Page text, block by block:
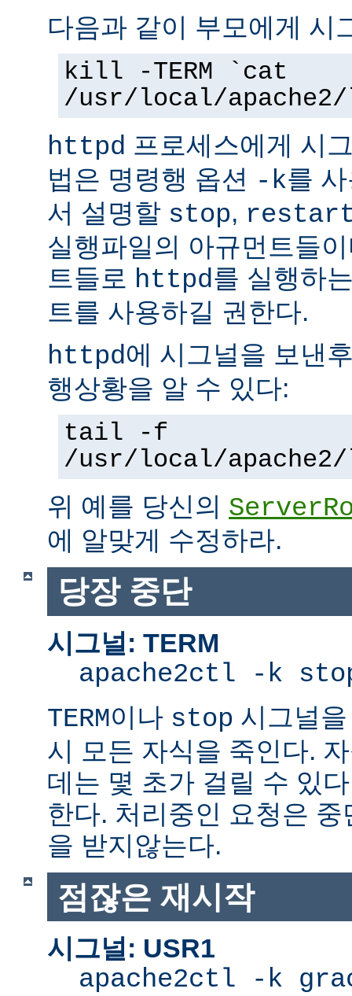
다음과 같이 부모에게 시
kill -TERM `cat
/usr/local/
httpd 프로세스에게 시
법은 명령행 옵션 -k를
서 설명할 stop,
실행파일의 아규먼트들
트들로 httpd를 실행하
트를 사용하길 권한다.
httpd에 시그널을 보낸
행상황을 알 수 있다:
tail -f
/usr/local/
위 예를 당신의
에 알맞게 수정하라.
당장 중단
시그널: TERM
apache2ctl -k
TERM이나 stop 시그널
시 모든 자식을 죽인다.
데는 몇 초가 걸릴 수 있
한다. 처리중인 요청은
을 받지않는다.
점잖은 재시작
시그널: USR1
apache2ctl -k